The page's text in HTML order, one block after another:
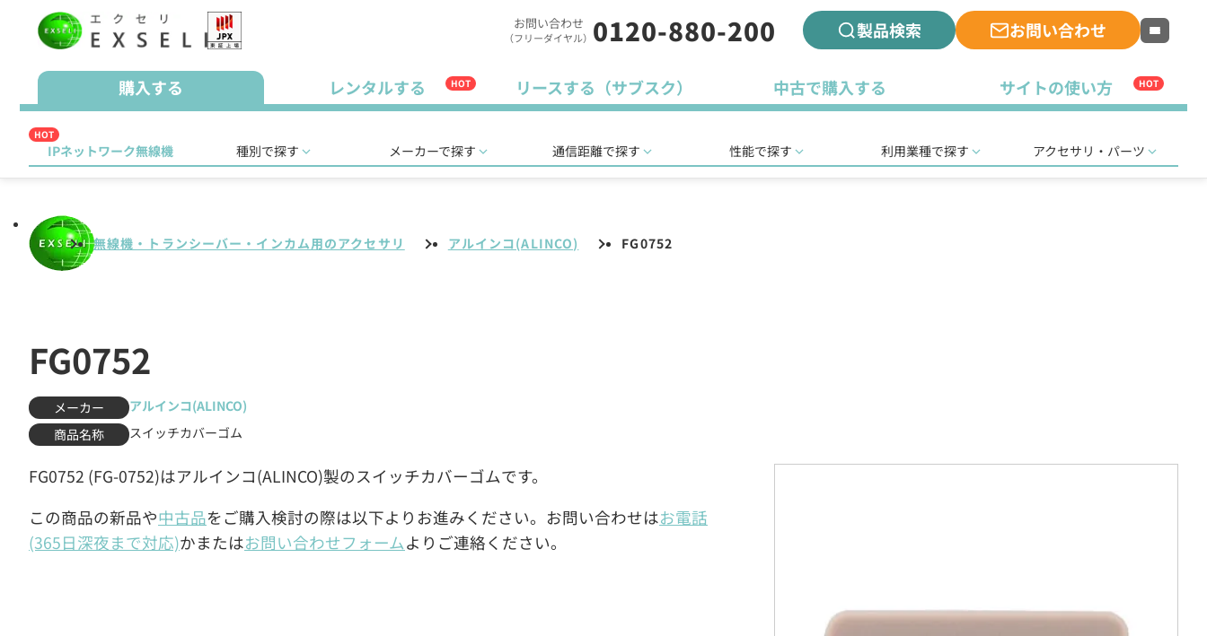
お問い合わせ
（フリーダイヤル） 0120-880-200 製品検索 お問い合わせ
購入する レンタルする HOT リースする（サブスク） 中古で購入する サイトの使い方 HOT
HOT
IPネットワーク無線機 種別で探す メーカーで探す 通信距離で探す 性能で探す 利用業種で探す アクセサリ・パーツ
無線機・トランシーバー・インカム用のアクセサリ アルインコ(ALINCO) FG0752
FG0752
メーカー
アルインコ(ALINCO)
商品名称
スイッチカバーゴム
FG0752 (FG-0752)はアルインコ(ALINCO)製のスイッチカバーゴムです。
この商品の新品や中古品をご購入検討の際は以下よりお進みください。お問い合わせはお電話
(365日深夜まで対応)かまたはお問い合わせフォームよりご連絡ください。